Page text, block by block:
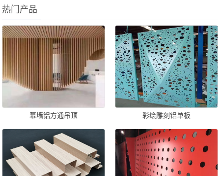
热门产品
幕墙铝方通吊顶 彩绘雕刻铝单板